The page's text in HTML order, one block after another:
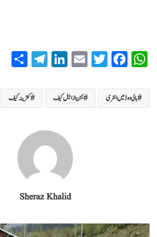
W
ha
ts
A
Fa
ce
bo
ok
T
wi
tte
r
E
m
ail
Li
nk
ed
In
T
el
eg
ra
re بالی ووڈ میں انٹری بہن ازابیل کیف کترینہ کیف
Sheraz Khalid